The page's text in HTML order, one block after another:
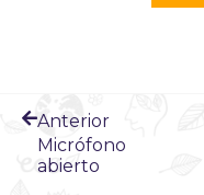
Anterior
Micrófono
abierto